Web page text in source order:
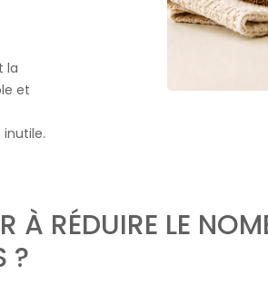
la
et
À RÉDUIRE LE
?